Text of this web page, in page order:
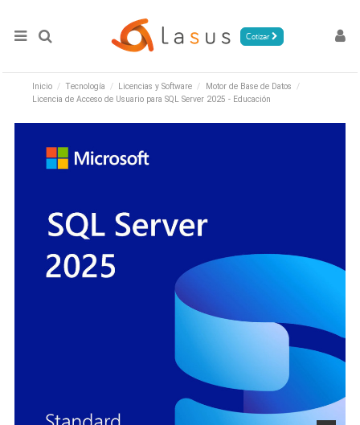
Cotizar
Inicio Tecnología Licencias y Software
Motor de Base de Datos
Licencia de Acceso de Usuario para SQL Server 2025 - Educación